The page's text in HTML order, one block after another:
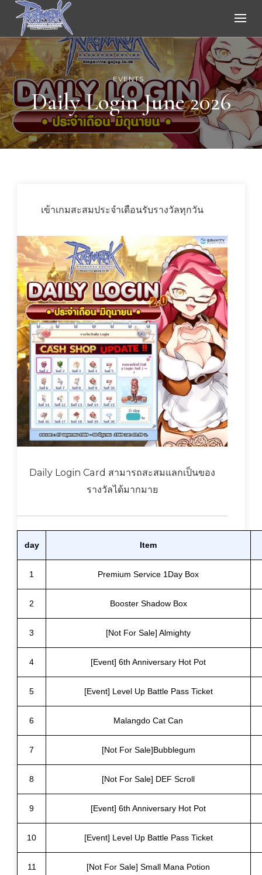
Ragnarok Online
EVENTS
Daily Login June 2026
เข้าเกมสะสมประจำเดือนรับรางวัลทุกวัน
Daily Login Card สามารถสะสมแลกเป็นของ
รางวัลได้มากมาย
day Item
1 Premium Service 1Day Box
2 Booster Shadow Box
3 [Not For Sale] Almighty
4 [Event] 6th Anniversary Hot Pot
5 [Event] Level Up Battle Pass Ticket
6 Malangdo Cat Can
7 [Not For Sale]Bubblegum
8 [Not For Sale] DEF Scroll
9 [Event] 6th Anniversary Hot Pot
10 [Event] Level Up Battle Pass Ticket
11 [Not For Sale] Small Mana Potion